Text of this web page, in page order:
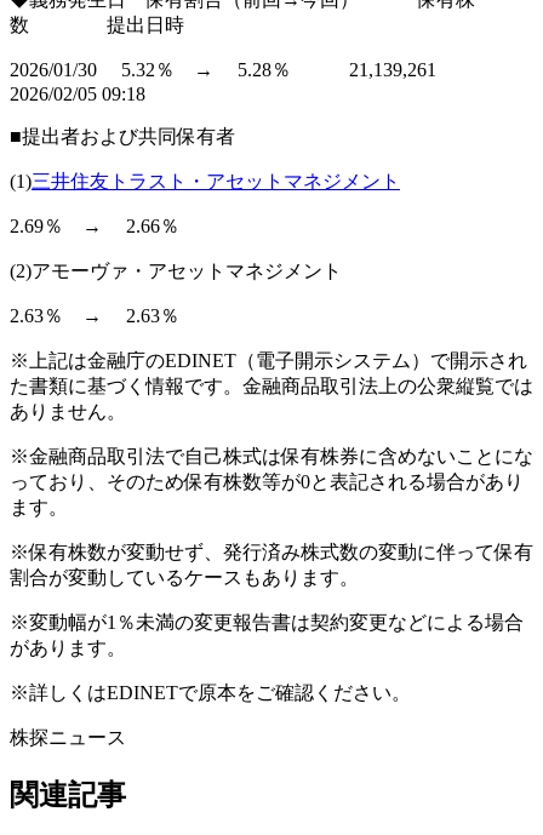
数 提出日時
2026/01/30 5.32％ → 5.28％ 21,139,261
2026/02/05 09:18
■提出者および共同保有者
(1)三井住友トラスト・アセットマネジメント
2.69％ → 2.66％
(2)アモーヴァ・アセットマネジメント
2.63％ → 2.63％
※上記は金融庁のEDINET（電子開示システム）で開示され
た書類に基づく情報です。金融商品取引法上の公衆縦覧では
ありません。
※金融商品取引法で自己株式は保有株券に含めないことにな
っており、そのため保有株数等が0と表記される場合があり
ます。
※保有株数が変動せず、発行済み株式数の変動に伴って保有
割合が変動しているケースもあります。
※変動幅が1％未満の変更報告書は契約変更などによる場合
があります。
※詳しくはEDINETで原本をご確認ください。
株探ニュース
関連記事